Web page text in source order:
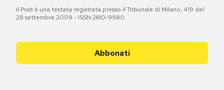
Il Post è una testata registrata presso il Tribunale di Milano, 419 del
28 settembre 2009 - ISSN 2610-9980
Abbonati